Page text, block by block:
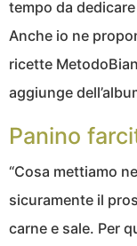
tempo da
Anche io ne
ricette
aggiunge
Panino
“Cosa mettiamo
sicuramente il
carne e sale. Per